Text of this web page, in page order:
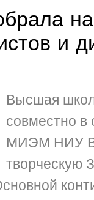
и
Высшая
совместно в
МИЭМ НИУ
творческую